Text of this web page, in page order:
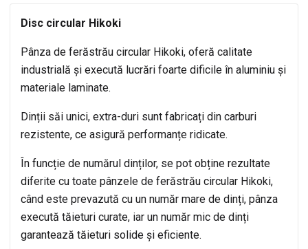
Disc circular Hikoki
Pânza de ferăstrău circular Hikoki, oferă calitate
industrială și execută lucrări foarte dificile în aluminiu și
materiale laminate.
Dinții săi unici, extra-duri sunt fabricați din carburi
rezistente, ce asigură performanțe ridicate.
În funcție de numărul dinților, se pot obține rezultate
diferite cu toate pânzele de ferăstrău circular Hikoki,
când este prevazută cu un număr mare de dinți, pânza
execută tăieturi curate, iar un număr mic de dinți
garantează tăieturi solide și eficiente.